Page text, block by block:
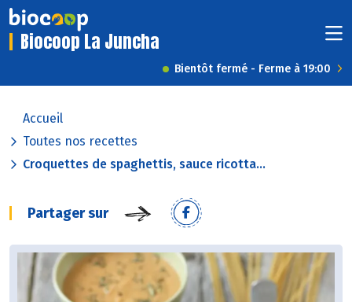
Biocoop La Juncha
Bientôt fermé - Ferme à 19:00
Accueil
Toutes nos recettes
Croquettes de spaghettis, sauce ricotta...
Partager sur